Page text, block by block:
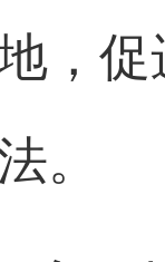
，
。